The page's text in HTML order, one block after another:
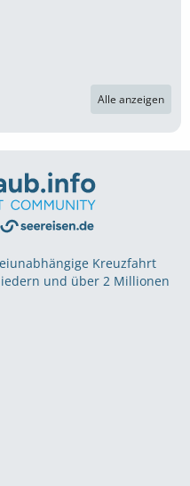
Alle anzeigen
Kreuzfahrt
und über 2 Millionen